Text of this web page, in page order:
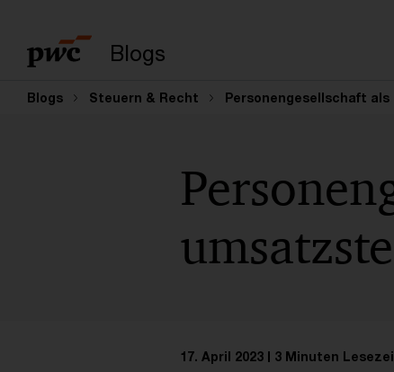
Blogs
Blogs Steuern & Recht Personengesellschaft
17. April 2023 3 Minuten